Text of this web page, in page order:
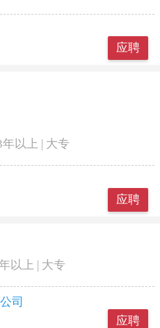
应聘
应聘
以上 | 大专
应聘
以上 | 大专
司